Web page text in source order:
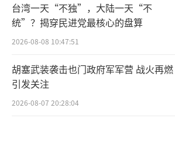
台湾一天“不独”，大陆一天“不
统”？揭穿民进党最核心的盘算
2026-08-08 10:47:51
胡塞武装袭击也门政府军军营 战火再燃
引发关注
2026-08-07 20:28:04